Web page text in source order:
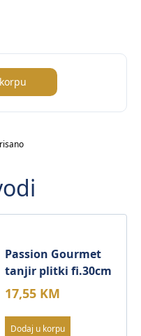
Passion Gourmet
tanjir plitki fi.30cm
17,55 KM
Dodaj u korpu